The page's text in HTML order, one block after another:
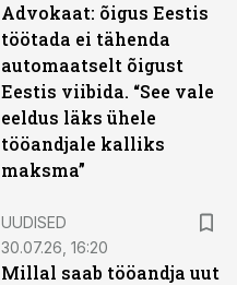
Advokaat: õigus Eestis
töötada ei tähenda
automaatselt õigust
Eestis viibida. “See vale
eeldus läks ühele
tööandjale kalliks
maksma”
UUDISED
30.07.26, 16:20
Millal saab tööandja uut